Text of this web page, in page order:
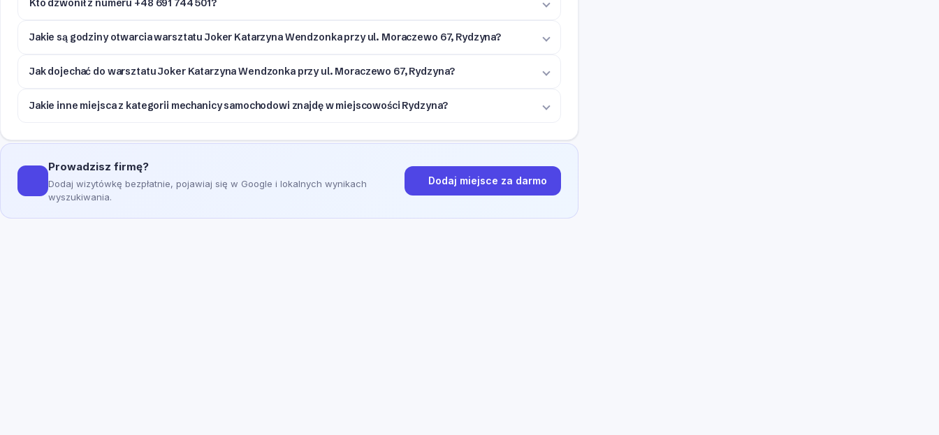
Kto dzwonił z numeru +48 691 744 501?
Jakie są godziny otwarcia warsztatu Joker Katarzyna Wendzonka przy ul. Moraczewo 67, Rydzyna?
Jak dojechać do warsztatu Joker Katarzyna Wendzonka przy ul. Moraczewo 67, Rydzyna?
Jakie inne miejsca z kategorii mechanicy samochodowi znajdę w miejscowości Rydzyna?
Prowadzisz firmę?
Dodaj wizytówkę bezpłatnie, pojawiaj się w Google i lokalnych wynikach
wyszukiwania.
Dodaj miejsce za darmo